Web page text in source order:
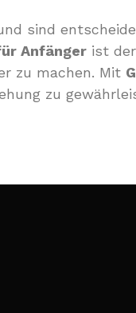
sind
Anfänger ist
zu machen. Mit
zu